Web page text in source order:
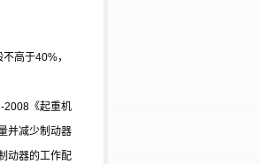
不高于40%，
2008 《起重机
并减少制动器
动器的工作配